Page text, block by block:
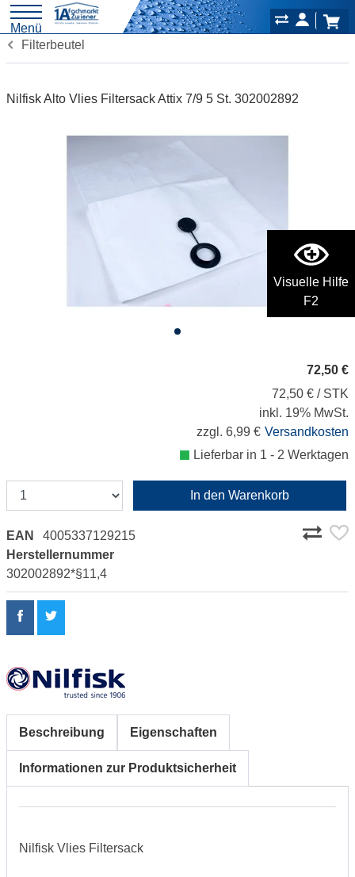
Visuelle Hilfe
F2
Menü
Filterbeutel
Nilfisk Alto Vlies Filtersack Attix 7/9 5 St. 302002892
72,50 €
72,50 € / STK
inkl. 19% MwSt.
zzgl. 6,99 € Versandkosten
Lieferbar in 1 - 2 Werktagen
In den Warenkorb
EAN
4005337129215
Herstellernummer
302002892*§11,4
Beschreibung Eigenschaften
Informationen zur Produktsicherheit
Nilfisk Vlies Filtersack